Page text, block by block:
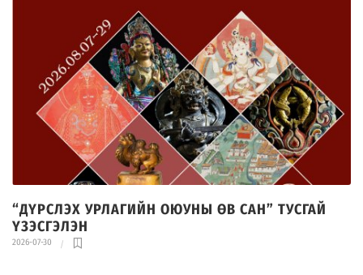
“ДҮРСЛЭХ УРЛАГИЙН ОЮУНЫ ӨВ САН” ТУСГАЙ
ҮЗЭСГЭЛЭН
2026-07-30